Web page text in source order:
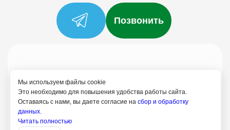
Мы используем файлы cookie
Это необходимо для повышения удобства работы сайта.
Оставаясь с нами, вы даете согласие на сбор и обработку
данных.
Читать полностью
Позвонить
Политика конфиденциальности
Согласие на обработку
+7 (958) 795-61-54